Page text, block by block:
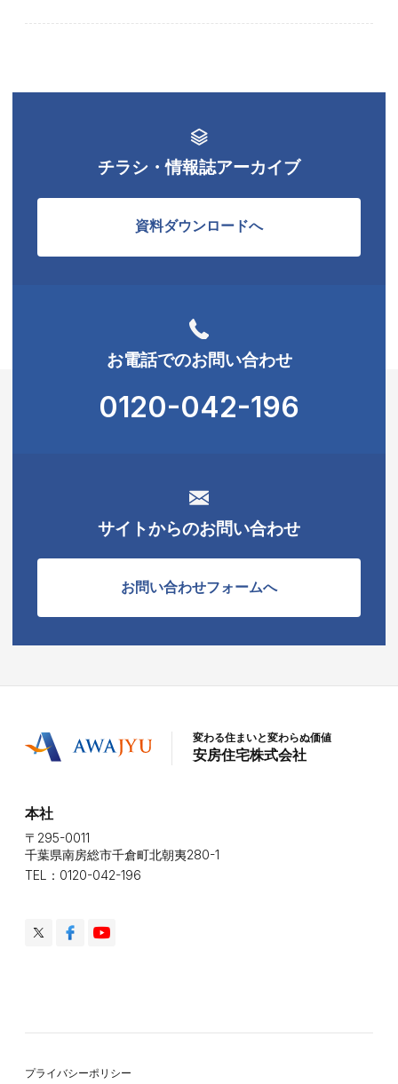
チラシ・情報誌アーカイブ
資料ダウンロードへ
お電話でのお問い合わせ
0120-042-196
サイトからのお問い合わせ
お問い合わせフォームへ
変わる住まいと変わらぬ価値
安房住宅株式会社
本社
〒295-0011
千葉県南房総市千倉町北朝夷280-1
TEL：0120-042-196
プライバシーポリシー